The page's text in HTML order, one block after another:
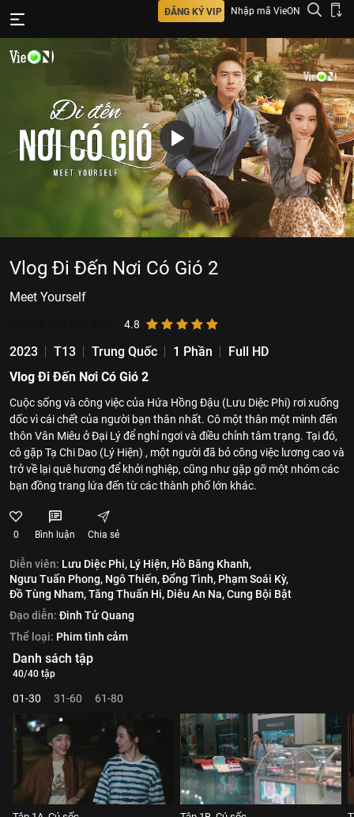
ĐĂNG KÝ VIP Nhập mã VieON
Vlog Đi Đến Nơi Có Gió 2
Meet Yourself
4.8
2023 T13 Trung Quốc 1 Phần
Full HD
Vlog Đi Đến Nơi Có Gió 2
Cuộc sống và công việc của Hứa Hồng Đậu (Lưu Diệc Phi) rơi xuống
dốc vì cái chết của người bạn thân nhất. Cô một thân một mình đến
thôn Vân Miêu ở Đại Lý để nghỉ ngơi và điều chỉnh tâm trạng. Tại đó,
cô gặp Tạ Chi Dao (Lý Hiện) , một người đã bỏ công việc lương cao và
trở về lại quê hương để khởi nghiệp, cũng như gặp gỡ một nhóm các
bạn đồng trang lứa đến từ các thành phố lớn khác.
0 Bình luận Chia sẻ
Diễn viên: Lưu Diệc Phi, Lý Hiện, Hồ Băng Khanh,
Ngưu Tuấn Phong, Ngô Thiến,Đổng Tình, Phạm Soái Kỳ,
Đồ Tùng Nham,Tăng Thuấn Hi, Diêu An Na,Cung Bội Bật
Đạo diễn: Đinh Tử Quang
Thể loại: Phim tình cảm
Danh sách tập
40/40 tập
01-30 31-60 61-80